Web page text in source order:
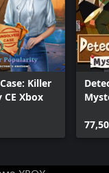
Killer
Xbox